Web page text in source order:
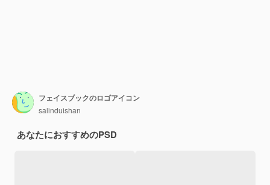
フェイスブックのロゴアイコン
salinduishan
あなたにおすすめのPSD